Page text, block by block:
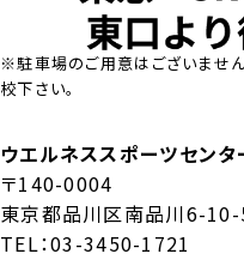
※駐車場のご用意はございませ
校下さい。
ウエルネススポーツセンタ
〒140-0004
東京都品川区南品川6-
TEL：03-3450-1721